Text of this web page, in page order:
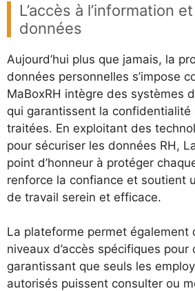
L’accès à l’information
données
Aujourd’hui plus que jamais, la
données personnelles s’impose
MaBoxRH intègre des systèmes
qui garantissent la
traitées. En exploitant des
pour sécuriser les données RH,
point d’honneur à protéger
renforce la confiance et soutient
de travail serein et efficace.
La plateforme permet également
niveaux d’accès spécifiques
garantissant que seuls les
autorisés puissent consulter ou